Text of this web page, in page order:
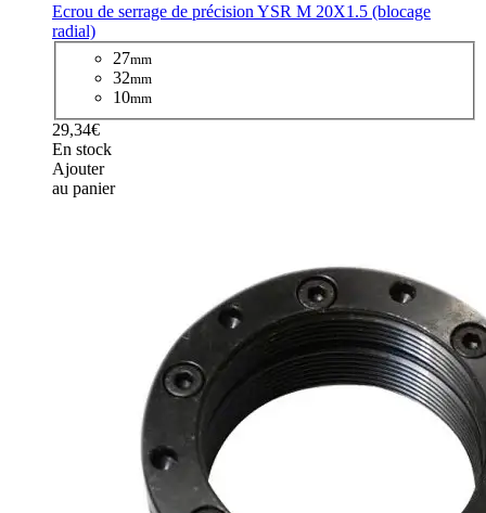
Ecrou de serrage de précision YSR M 20X1.5 (blocage
radial)
27mm
32mm
10mm
29,34€
En stock
Ajouter
au panier